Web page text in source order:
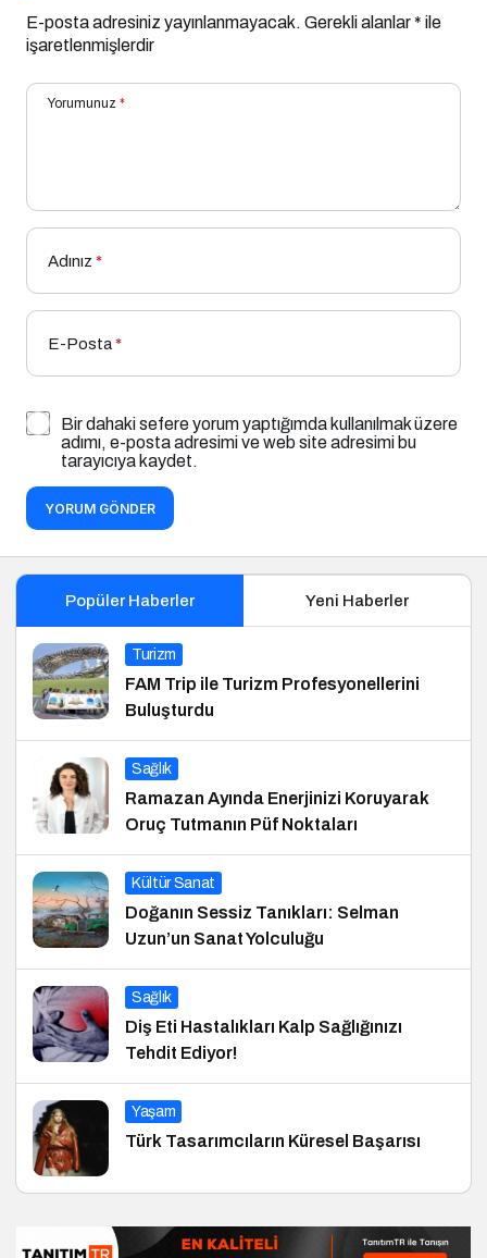
E-posta adresiniz yayınlanmayacak. Gerekli alanlar* ile
işaretlenmişlerdir
Yorumunuz *
Adınız *
E-Posta*
Bir dahaki sefere yorum yaptığımda kullanılmak üzere
adımı, e-posta adresimi ve web site adresimi bu
tarayıcıya kaydet.
YORUM GÖNDER
Popüler Haberler Yeni Haberler
Turizm
FAM Trip ile Turizm Profesyonellerini
Buluşturdu
Sağlık
Ramazan Ayında Enerjinizi Koruyarak
Oruç Tutmanın Püf Noktaları
Kültür Sanat
Doğanın Sessiz Tanıkları: Selman
Uzun’un Sanat Yolculuğu
Sağlık
Diş Eti Hastalıkları Kalp Sağlığınızı
Tehdit Ediyor!
Yaşam
Türk Tasarımcıların Küresel Başarısı